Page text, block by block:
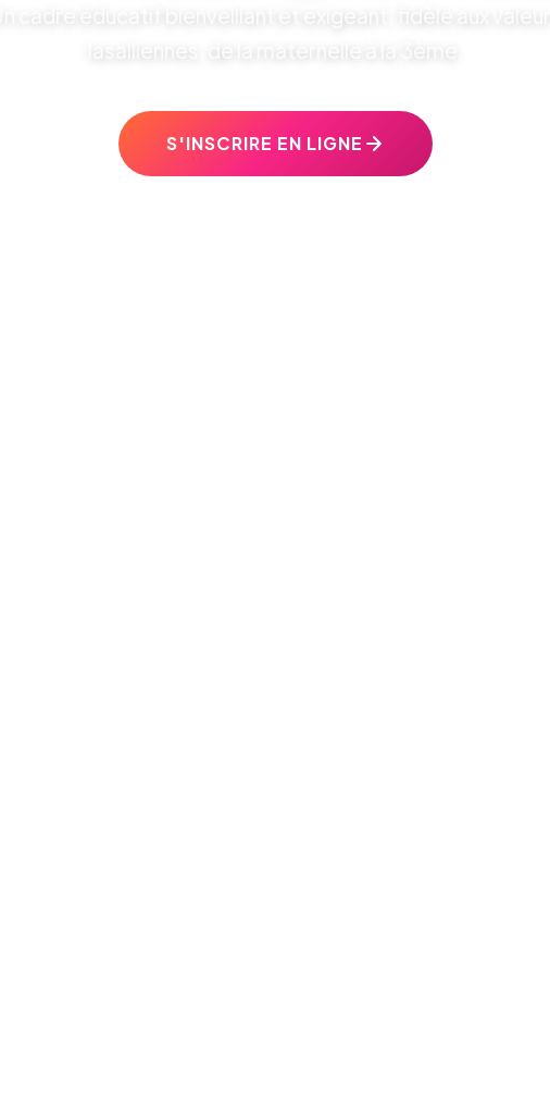
Un cadre éducatif bienveillant et exigeant, fidèle aux valeurs
S'INSCRIRE EN LIGNE